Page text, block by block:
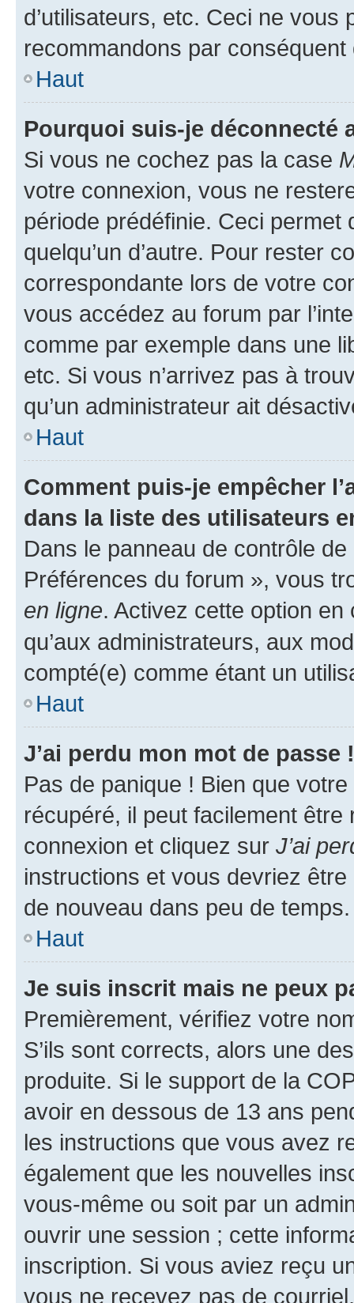
d’utilisateurs, etc. Ceci ne vous
recommandons par conséquent
Haut
Pourquoi suis-je déconnecté
Si vous ne cochez pas la case
votre connexion, vous ne
période prédéfinie. Ceci permet
quelqu’un d’autre. Pour rester
correspondante lors de votre
vous accédez au forum par
comme par exemple dans une
etc. Si vous n’arrivez pas à
qu’un administrateur ait
Haut
Comment puis-je empêcher
dans la liste des utilisateurs
Dans le panneau de contrôle
Préférences du forum », vous
en ligne. Activez cette option
qu’aux administrateurs, aux
compté(e) comme étant un
Haut
J’ai perdu mon mot de passe !
Pas de panique ! Bien que
récupéré, il peut facilement
connexion et cliquez sur J’ai
instructions et vous devriez
de nouveau dans peu de temps.
Haut
Je suis inscrit mais ne peux
Premièrement, vérifiez votre
S’ils sont corrects, alors une
produite. Si le support de la
avoir en dessous de 13 ans
les instructions que vous avez
également que les nouvelles
vous-même ou soit par un
ouvrir une session ; cette
inscription. Si vous aviez reçu
vous ne recevez pas de